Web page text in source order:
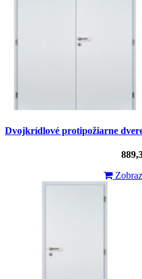
Dvojkrídlové protipožiarne